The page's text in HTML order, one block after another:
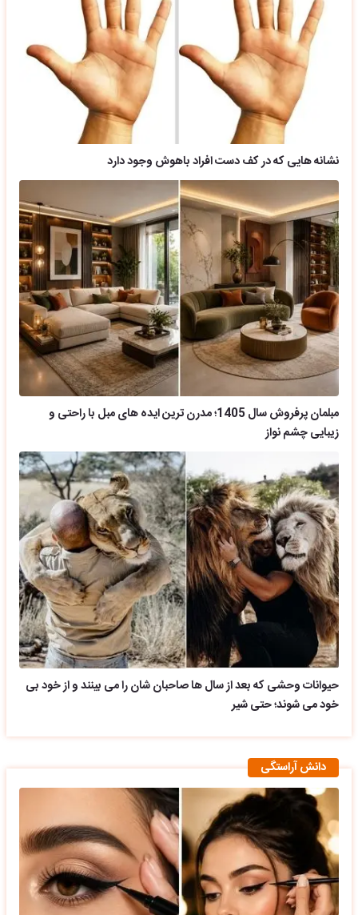
نشانه هایی که در کف دست افراد باهوش وجود دارد
مبلمان پرفروش سال 1405؛ مدرن ترین ایده های مبل با راحتی و
زیبایی چشم نواز
حیوانات وحشی که بعد از سال ها صاحبان شان را می بینند و از خود بی
خود می شوند؛ حتی شیر
دانش آراستگی